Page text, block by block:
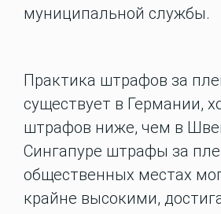
муниципальной службы.
Практика штрафов за
существует в Германии,
штрафов ниже, чем в
Сингапуре штрафы за
общественных местах
крайне высокими,